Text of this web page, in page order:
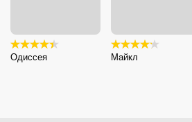
Одиссея Майкл